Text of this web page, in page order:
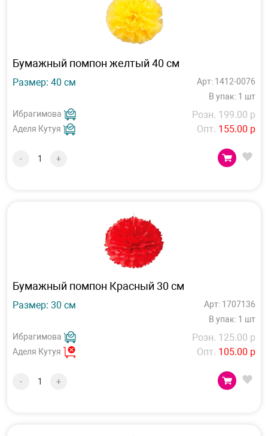
Бумажный помпон желтый 40 см
Размер: 40 см
Арт: 1412-0076
В упак: 1 шт
Ибрагимова
Аделя Кутуя
Розн. 199.00 р
Опт. 155.00 р
- +
Бумажный помпон Красный 30 см
Размер: 30 см
Арт: 1707136
В упак: 1 шт
Ибрагимова
Аделя Кутуя
Розн. 125.00 р
Опт. 105.00 р
- +